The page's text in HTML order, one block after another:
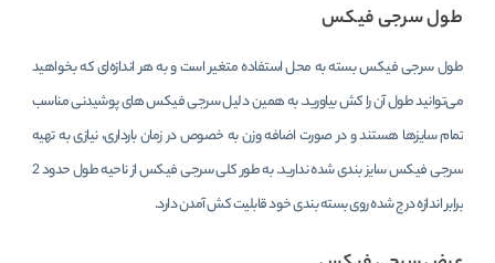
طول سرجی فیکس
طول سرجی فیکس بسته به محل استفاده متغیر است و به هر اندازه‌ای که بخواهید
می‌توانید طول آن را کش بیاورید. به همین دلیل سرجی فیکس‌ های پوشیدنی مناسب
تمام سایزها هستند و در صورت اضافه وزن به خصوص در زمان بارداری، نیازی به تهیه
سرجی فیکس سایز بندی شده ندارید. به طور کلی سرجی فیکس از ناحیه طول حدود 2
برابر اندازه درج شده روی بسته بندی خود قابلیت کش آمدن دارد.